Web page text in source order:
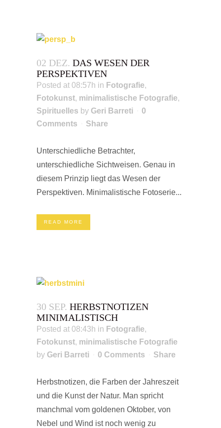
02 DEZ. DAS WESEN DER
PERSPEKTIVEN
Posted at 08:57h in Fotografie,
Fotokunst, minimalistische Fotografie,
Spirituelles by Geri Barreti
0
Comments
Share
Unterschiedliche Betrachter,
unterschiedliche Sichtweisen. Genau in
diesem Prinzip liegt das Wesen der
Perspektiven. Minimalistische Fotoserie...
READ MORE
30 SEP. HERBSTNOTIZEN
MINIMALISTISCH
Posted at 08:43h in Fotografie,
Fotokunst, minimalistische Fotografie
by Geri Barreti 0 Comments Share
Herbstnotizen, die Farben der Jahreszeit
und die Kunst der Natur. Man spricht
manchmal vom goldenen Oktober, von
Nebel und Wind ist noch wenig zu